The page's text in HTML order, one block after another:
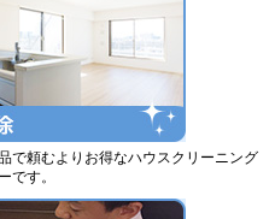
で頼むよりお得なハウスクリーニング
です。